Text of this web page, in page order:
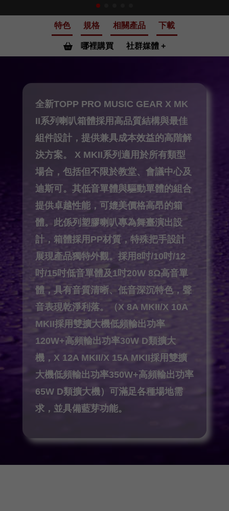
特色 規格 相關產品 下載
哪裡購買 社群媒體
全新TOPP PRO MUSIC GEAR X MK
II系列喇叭箱體採用高品質結構與最佳
組件設計，提供兼具成本效益的高階解
決方案。 X MKII系列適用於所有類型
場合，包括但不限於教堂、會議中心及
迪斯可。其低音單體與驅動單體的組合
提供卓越性能，可媲美價格高昂的箱
體。此係列塑膠喇叭專為舞臺演出設
計，箱體採用PP材質，特殊把手設計
展現產品獨特外觀。採用8吋/10吋/12
吋/15吋低音單體及1吋20W 8Ω高音單
體，具有音質清晰、低音深沉特色，聲
音表現乾淨利落。（X 8A MKII/X 10A
MKII採用雙擴大機低頻輸出功率
120W+高頻輸出功率30W D類擴大
機，X 12A MKII/X 15A MKII採用雙擴
大機低頻輸出功率350W+高頻輸出功率
65W D類擴大機）可滿足各種場地需
求，並具備藍芽功能。